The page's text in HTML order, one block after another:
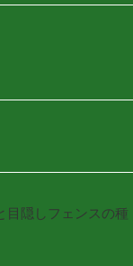
目隠しフェンスの種